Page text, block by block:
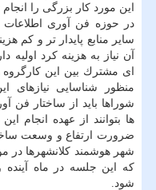
این مورد كار بزرگی را
در حوزه فن آوری اطلاعات
سایر منابع پایدار تر و كم
آن نیاز به هزینه كرد اولیه
ای مشترك بین این
منظور شناسایی نیازهای
شوراها باید از ساختار فن
ها بتوانند از عهده انجام
ضرورت ارتفاع و وسعت
شهر هوشمند كلانشهرها در
كه این جلسه در ماه
شود.